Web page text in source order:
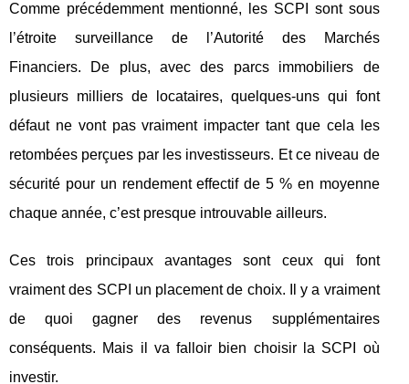
Comme précédemment mentionné, les SCPI sont sous
l’étroite surveillance de l’Autorité des Marchés
Financiers. De plus, avec des parcs immobiliers de
plusieurs milliers de locataires, quelques-uns qui font
défaut ne vont pas vraiment impacter tant que cela les
retombées perçues par les investisseurs. Et ce niveau de
sécurité pour un rendement effectif de 5 % en moyenne
chaque année, c’est presque introuvable ailleurs.
Ces trois principaux avantages sont ceux qui font
vraiment des SCPI un placement de choix. Il y a vraiment
de quoi gagner des revenus supplémentaires
conséquents. Mais il va falloir bien choisir la SCPI où
investir.